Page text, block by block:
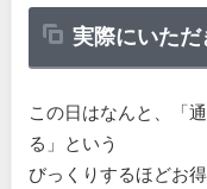
実際にいただ
この日はなんと、「
る」という
びっくりするほどお